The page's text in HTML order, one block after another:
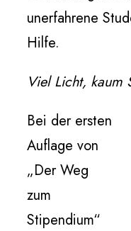
unerfahrene
Hilfe.
Viel Licht, kaum
Bei der ersten
Auflage von
„Der Weg
zum
Stipendium“